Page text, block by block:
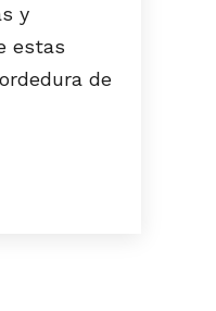
y
estas
de